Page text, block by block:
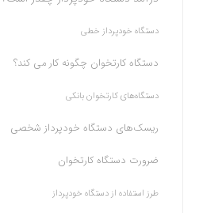
دستگاه خودپرداز خطی
دستگاه کارتخوان چگونه کار می کند؟
دستگاه‌های کارتخوان بانکی
ریسک‌های دستگاه خودپرداز شخصی
ضرورت دستگاه کارتخوان
طرز استفاده از دستگاه خودپرداز